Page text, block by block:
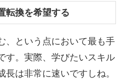
転換を希望する
、という点において最も手
す。実際、学びたいスキル
は非常に速いですしね。